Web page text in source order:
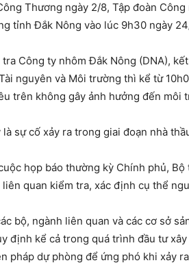
Thương ngày 2/8, Tập đoàn
tỉnh Đắk Nông vào lúc 9h30 ngày
tra Công ty nhôm Đắk Nông (DNA),
nguyên và Môi trường thì kể từ
trên không gây ảnh hưởng đến môi
là sự cố xảy ra trong giai đoạn nhà
họp báo thường kỳ Chính phủ,
quan kiểm tra, xác định cụ thể
bộ, ngành liên quan và các cơ sở
định kể cả trong quá trình đầu tư
pháp dự phòng để ứng phó khi xảy